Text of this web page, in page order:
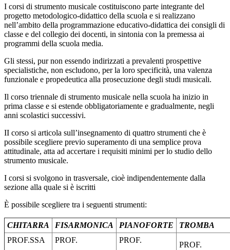
I corsi di strumento musicale costituiscono parte integrante del
progetto metodologico-didattico della scuola e si realizzano
nell’ambito della programmazione educativo-didattica dei consigli di
classe e del collegio dei docenti, in sintonia con la premessa ai
programmi della scuola media.
Gli stessi, pur non essendo indirizzati a prevalenti prospettive
specialistiche, non escludono, per la loro specificità, una valenza
funzionale e propedeutica alla prosecuzione degli studi musicali.
Il corso triennale di strumento musicale nella scuola ha inizio in
prima classe e si estende obbligatoriamente e gradualmente, negli
anni scolastici successivi.
II corso si articola sull’insegnamento di quattro strumenti che è
possibile scegliere previo superamento di una semplice prova
attitudinale, atta ad accertare i requisiti minimi per lo studio dello
strumento musicale.
I corsi si svolgono in trasversale, cioè indipendentemente dalla
sezione alla quale si è iscritti
È possibile scegliere tra i seguenti strumenti:
CHITARRA FISARMONICA PIANOFORTE
TROMBA
PROF.SSA
PROF.
PROF.
PROF.